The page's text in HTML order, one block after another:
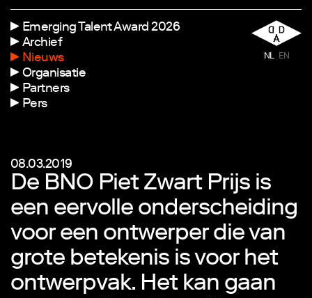
Emerging Talent Award 2026
Archief
Nieuws
Organisatie
Partners
Pers
NL EN
08.03.2019
De BNO Piet Zwart Prijs is
een eervolle onderscheiding
voor een ontwerper die van
grote betekenis is voor het
ontwerpvak. Het kan gaan